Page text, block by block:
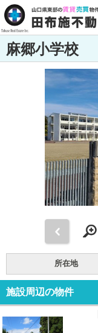
麻郷小学校
所在地
施設周辺の物件